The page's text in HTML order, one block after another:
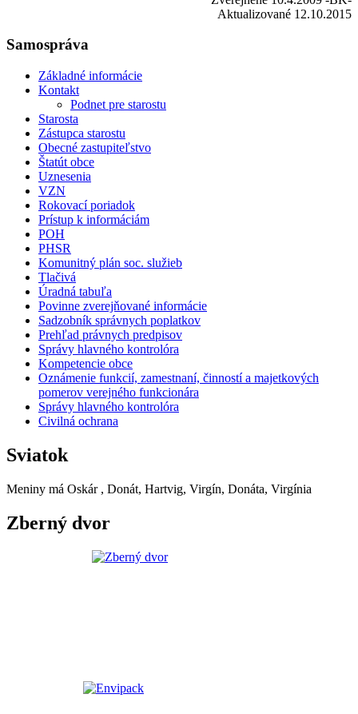
Aktualizované 12.10.2015
Samospráva
Základné informácie
Kontakt
Podnet pre starostu
Starosta
Zástupca starostu
Obecné zastupiteľstvo
Štatút obce
Uznesenia
VZN
Rokovací poriadok
Prístup k informáciám
POH
PHSR
Komunitný plán soc. služieb
Tlačivá
Úradná tabuľa
Povinne zverejňované informácie
Sadzobník správnych poplatkov
Prehľad právnych predpisov
Správy hlavného kontrolóra
Kompetencie obce
Oznámenie funkcií, zamestnaní, činností a majetkových
pomerov verejného funkcionára
Správy hlavného kontrolóra
Civilná ochrana
Sviatok
Meniny má Oskár , Donát, Hartvig, Virgín, Donáta, Virgínia
Zberný dvor